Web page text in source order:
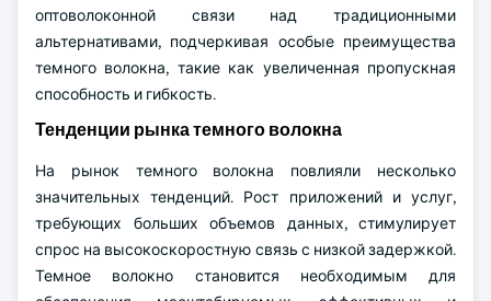
оптоволоконной связи над традиционными
альтернативами, подчеркивая особые преимущества
темного волокна, такие как увеличенная пропускная
способность и гибкость.
Тенденции рынка темного волокна
На рынок темного волокна повлияли несколько
значительных тенденций. Рост приложений и услуг,
требующих больших объемов данных, стимулирует
спрос на высокоскоростную связь с низкой задержкой.
Темное волокно становится необходимым для